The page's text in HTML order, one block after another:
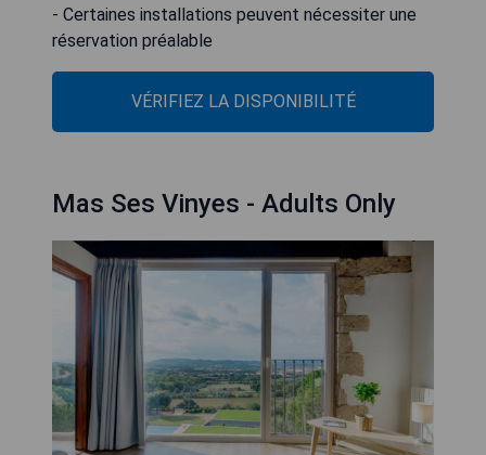
- Certaines installations peuvent nécessiter une
réservation préalable
VÉRIFIEZ LA DISPONIBILITÉ
Mas Ses Vinyes - Adults Only